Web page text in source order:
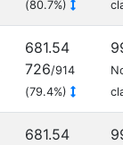
(80.7%)
681.54
726/914
(79.4%)
681.54